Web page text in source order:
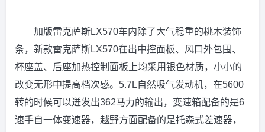
加版雷克萨斯LX570车内除了大气稳重的桃木装饰
条，新款雷克萨斯LX570在出中控面板、风口外包围、
杯座盖、后座加热控制面板上均采用银色材质，小小的
改变无形中提高档次感。5.7L自然吸气发动机，在5600
转的时候可以迸发出362马力的输出，变速箱配备的是6
速手自一体变速器，越野方面配备的是托森式差速器，